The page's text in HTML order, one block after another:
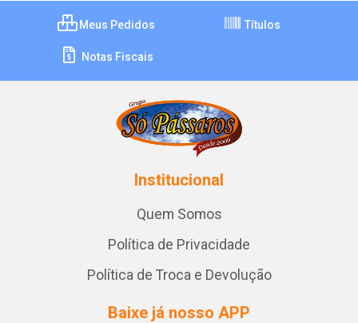
Meus Pedidos Títulos
Notas Fiscais
Institucional
Quem Somos
Política de Privacidade
Política de Troca e Devolução
Baixe já nosso APP